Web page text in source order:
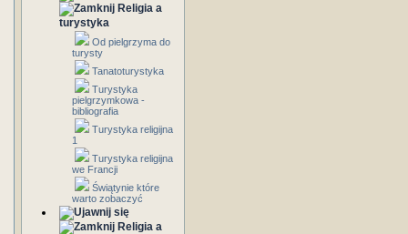
Religia a
turystyka
Od pielgrzyma do
turysty
Tanatoturystyka
Turystyka
pielgrzymkowa -
bibliografia
Turystyka religijna
1
Turystyka religijna
we Francji
Świątynie które
warto zobaczyć
Religia a